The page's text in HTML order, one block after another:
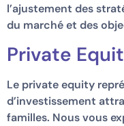
l’ajustement des
du marché et des
Private
Le private equity
d’investissement
familles. Nous vous